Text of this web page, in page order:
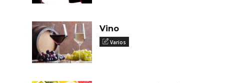
Vino
Varios